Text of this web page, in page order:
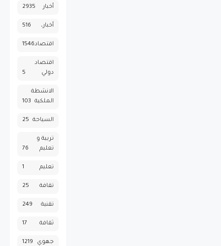
أخبار 2935
أخبار، 516
اقتصاد1546
اقتصاد
دولي
5
الانشطة
الملكية
103
السياحة 25
تربية و
تعليم
76
تعليم 1
تقافة 25
تقنية 249
ثقافة 17
جهوي 1219